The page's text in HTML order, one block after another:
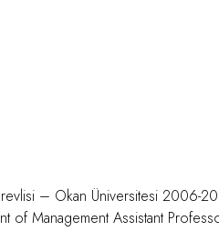
– Okan Üniversitesi 2006-
of Management Assistant